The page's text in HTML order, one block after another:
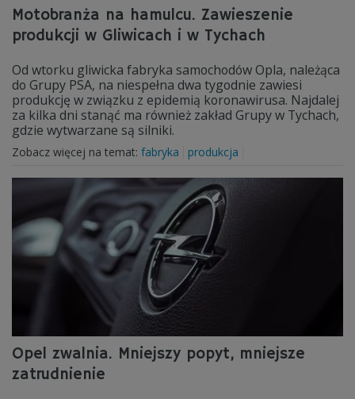
Motobranża na hamulcu. Zawieszenie
produkcji w Gliwicach i w Tychach
Od wtorku gliwicka fabryka samochodów Opla, należąca
do Grupy PSA, na niespełna dwa tygodnie zawiesi
produkcję w związku z epidemią koronawirusa. Najdalej
za kilka dni stanąć ma również zakład Grupy w Tychach,
gdzie wytwarzane są silniki.
Zobacz więcej na temat: fabryka produkcja
Opel zwalnia. Mniejszy popyt, mniejsze
zatrudnienie